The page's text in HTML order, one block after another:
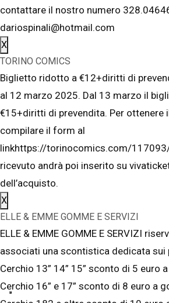
contattare il nostro numero
dariospinali@hotmail.com
X
TORINO COMICS
Biglietto ridotto a €12+diritti di
al 12 marzo 2025. Dal 13 marzo il
€15+diritti di prevendita. Per ottenere
compilare il form al
linkhttps://torinocomics.com/
ricevuto andrà poi inserito su
dell’acquisto.
X
ELLE & EMME GOMME E SERVIZI
ELLE & EMME GOMME E SERVIZI
associati una scontistica dedicata sui
Cerchio 13” 14” 15” sconto di 5 euro
Cerchio 16” e 17” sconto di 8 euro a